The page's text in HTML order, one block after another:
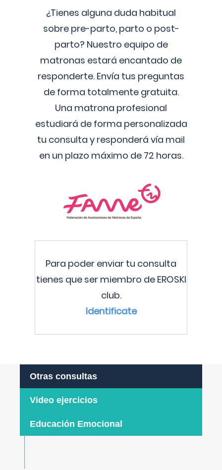
¿Tienes alguna duda habitual
sobre pre-parto, parto o post-
parto? Nuestro equipo de
matronas estará encantado de
responderte. Envía tus preguntas
de forma totalmente gratuita.
Una matrona profesional
estudiará de forma personalizada
tu consulta y responderá vía mail
en un plazo máximo de 72 horas.
Para poder enviar tu consulta
tienes que ser miembro de EROSKI
club.
Identificate
Otras consultas
Video ejercicios
Educación Emocional